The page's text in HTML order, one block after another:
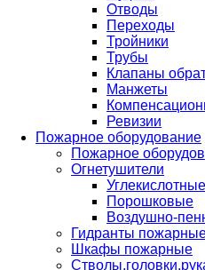
Отводы
Переходы
Тройники
Трубы
Клапаны
Манжеты
Ревизии
Пожарное оборудование
Пожарное
Огнетушители
Углекислотные
Порошковые
Воздушно-
Гидранты
Шкафы пожарные